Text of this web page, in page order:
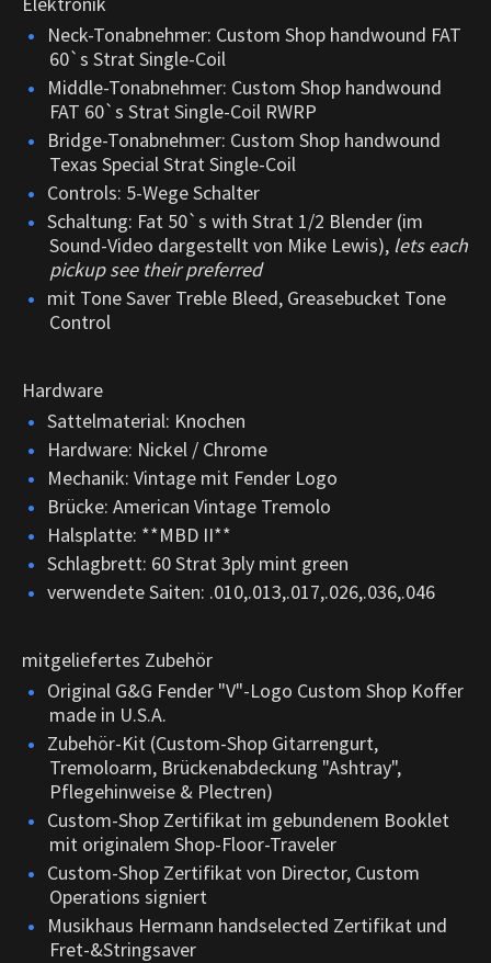
Neck-Tonabnehmer: Custom Shop handwound FAT
60`s Strat Single-Coil
Middle-Tonabnehmer: Custom Shop handwound
FAT 60`s Strat Single-Coil RWRP
Bridge-Tonabnehmer: Custom Shop handwound
Texas Special Strat Single-Coil
Controls: 5-Wege Schalter
Schaltung: Fat 50`s with Strat 1/2 Blender (im
Sound-Video dargestellt von Mike Lewis), lets each
pickup see their preferred
mit Tone Saver Treble Bleed, Greasebucket Tone
Control
Hardware
Sattelmaterial: Knochen
Hardware: Nickel / Chrome
Mechanik: Vintage mit Fender Logo
Brücke: American Vintage Tremolo
Halsplatte: **MBD II**
Schlagbrett: 60 Strat 3ply mint green
verwendete Saiten: .010,.013,.017,.026,.036,.046
mitgeliefertes Zubehör
Original G&G Fender "V"-Logo Custom Shop Koffer
made in U.S.A.
Zubehör-Kit (Custom-Shop Gitarrengurt,
Tremoloarm, Brückenabdeckung "Ashtray",
Pflegehinweise & Plectren)
Custom-Shop Zertifikat im gebundenem Booklet
mit originalem Shop-Floor-Traveler
Custom-Shop Zertifikat von Director, Custom
Operations signiert
Musikhaus Hermann handselected Zertifikat und
Fret-&Stringsaver